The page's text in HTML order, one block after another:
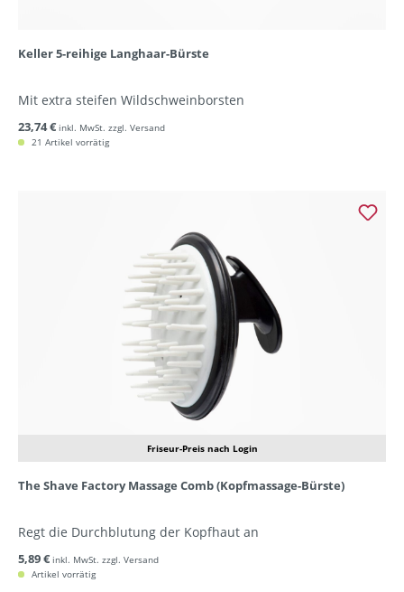
Keller 5-reihige Langhaar-Bürste
Mit extra steifen Wildschweinborsten
23,74 € inkl. MwSt. zzgl. Versand
21 Artikel vorrätig
Friseur-Preis nach Login
The Shave Factory Massage Comb (Kopfmassage-Bürste)
Regt die Durchblutung der Kopfhaut an
5,89 € inkl. MwSt. zzgl. Versand
Artikel vorrätig